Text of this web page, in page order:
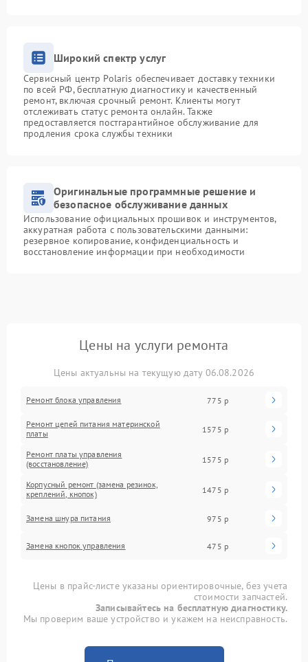
Широкий спектр услуг
Сервисный центр Polaris обеспечивает доставку техники
по всей РФ, бесплатную диагностику и качественный
ремонт, включая срочный ремонт. Клиенты могут
отслеживать статус ремонта онлайн. Также
предоставляется постгарантийное обслуживание для
продления срока службы техники
Оригинальные программные решение и
безопасное обслуживание данных
Использование официальных прошивок и инструментов,
аккуратная работа с пользовательскими данными:
резервное копирование, конфиденциальность и
восстановление информации при необходимости
Цены на услуги ремонта
Цены актуальны на текущую дату 06.08.2026
Ремонт блока управления 775 р
Ремонт цепей питания материнской
платы
1575 р
Ремонт платы управления
(восстановление)
1575 р
Корпусный ремонт (замена резинок,
креплений, кнопок)
1475 р
Замена шнура питания 975 р
Замена кнопок управления 475 р
Цены в прайс-листе указаны ориентировочные, без учета
стоимости запчастей.
Записывайтесь на бесплатную диагностику.
Мы проверим ваше устройство и укажем на неисправность.